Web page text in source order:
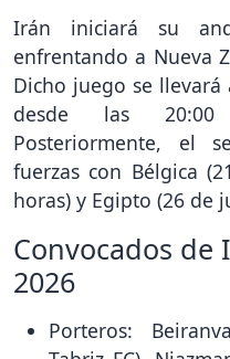
Irán iniciará su
enfrentando a Nueva
Dicho juego se
desde las 20:00
Posteriormente, el
fuerzas con Bélgica
horas) y Egipto (26 de
Convocados
2026
Porteros: